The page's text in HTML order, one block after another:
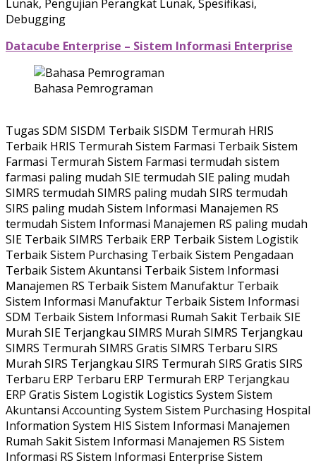
Lunak, Pengujian Perangkat Lunak, Spesifikasi,
Debugging
Datacube Enterprise – Sistem Informasi Enterprise
Bahasa Pemrograman
Tugas SDM SISDM Terbaik SISDM Termurah HRIS
Terbaik HRIS Termurah Sistem Farmasi Terbaik Sistem
Farmasi Termurah Sistem Farmasi termudah sistem
farmasi paling mudah SIE termudah SIE paling mudah
SIMRS termudah SIMRS paling mudah SIRS termudah
SIRS paling mudah Sistem Informasi Manajemen RS
termudah Sistem Informasi Manajemen RS paling mudah
SIE Terbaik SIMRS Terbaik ERP Terbaik Sistem Logistik
Terbaik Sistem Purchasing Terbaik Sistem Pengadaan
Terbaik Sistem Akuntansi Terbaik Sistem Informasi
Manajemen RS Terbaik Sistem Manufaktur Terbaik
Sistem Informasi Manufaktur Terbaik Sistem Informasi
SDM Terbaik Sistem Informasi Rumah Sakit Terbaik SIE
Murah SIE Terjangkau SIMRS Murah SIMRS Terjangkau
SIMRS Termurah SIMRS Gratis SIMRS Terbaru SIRS
Murah SIRS Terjangkau SIRS Termurah SIRS Gratis SIRS
Terbaru ERP Terbaru ERP Termurah ERP Terjangkau
ERP Gratis Sistem Logistik Logistics System Sistem
Akuntansi Accounting System Sistem Purchasing Hospital
Information System HIS Sistem Informasi Manajemen
Rumah Sakit Sistem Informasi Manajemen RS Sistem
Informasi RS Sistem Informasi Enterprise Sistem